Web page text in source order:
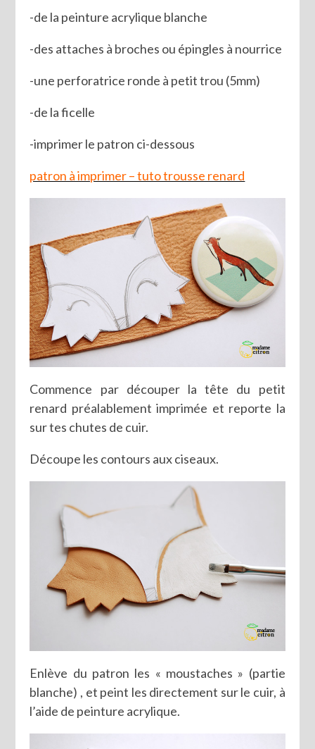
-de la peinture acrylique blanche
-des attaches à broches ou épingles à nourrice
-une perforatrice ronde à petit trou (5mm)
-de la ficelle
-imprimer le patron ci-dessous
patron à imprimer – tuto trousse renard
Commence par découper la tête du petit
renard préalablement imprimée et reporte la
sur tes chutes de cuir.
Découpe les contours aux ciseaux.
Enlève du patron les « moustaches » (partie
blanche) , et peint les directement sur le cuir, à
l’aide de peinture acrylique.